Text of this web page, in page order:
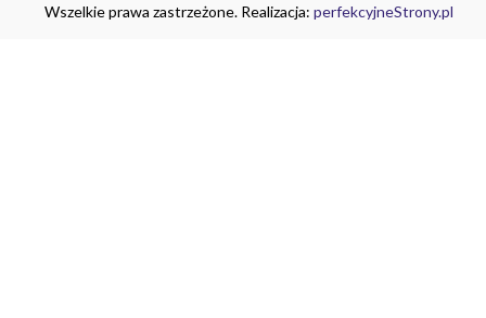
Wszelkie prawa zastrzeżone. Realizacja: perfekcyjneStrony.pl